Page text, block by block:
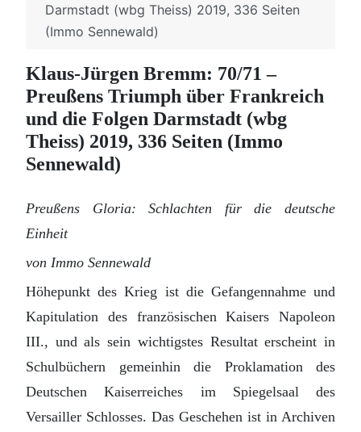
Darmstadt (wbg Theiss) 2019, 336 Seiten
(Immo Sennewald)
Klaus-Jürgen Bremm: 70/71 –
Preußens Triumph über Frankreich
und die Folgen Darmstadt (wbg
Theiss) 2019, 336 Seiten (Immo
Sennewald)
Preußens Gloria: Schlachten für die deutsche
Einheit
von Immo Sennewald
Höhepunkt des Krieg ist die Gefangennahme und
Kapitulation des französischen Kaisers Napoleon
III., und als sein wichtigstes Resultat erscheint in
Schulbüchern gemeinhin die Proklamation des
Deutschen Kaiserreiches im Spiegelsaal des
Versailler Schlosses. Das Geschehen ist in Archiven